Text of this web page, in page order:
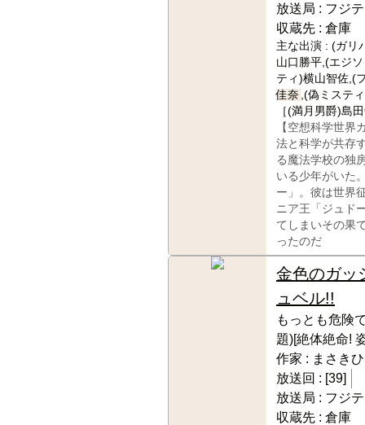
放送局 : フジ
収蔵先 : 倉庫
主な出演 : (ガリ
山口勝平,(エジ
ティ)横山智佐,(
佳奈 ,(偽ミステ
［(満月男爵)島
【空想科学世界
法と科学が共存
る魔法学校の独
いる少年がいた
ー」。彼は世界
ニア王「ジュド
てしまいその果
ったのだ
金色のガッ
ュベル!!
もっとも危険
題)[絶体絶命!
作家 : まさき
放送回 : [39]
放送局 : フジ
収蔵先 : 倉庫